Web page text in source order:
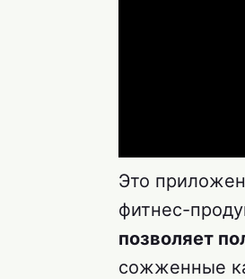
Это
фитнес-
позволяет
сожженные